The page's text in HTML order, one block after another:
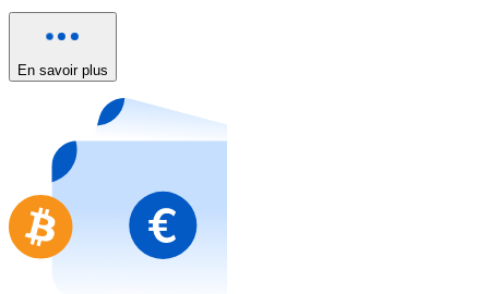
Acheter avec carte
Nouveau
Achetez des cartes-cadeaux de vos marques
Aller à la boutique de cartes-cadeaux
En savoir plus